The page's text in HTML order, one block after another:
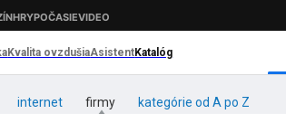
internet firmy kategórie od A po Z